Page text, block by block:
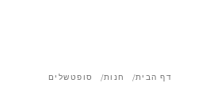
דף הבית חנות סופטשלים